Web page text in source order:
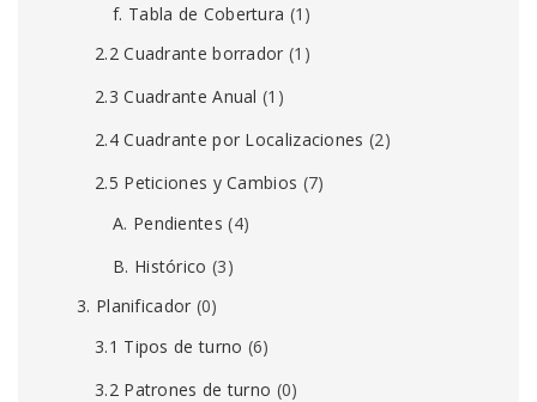
f. Tabla de Cobertura (1)
2.2 Cuadrante borrador (1)
2.3 Cuadrante Anual (1)
2.4 Cuadrante por Localizaciones (2)
2.5 Peticiones y Cambios (7)
A. Pendientes (4)
B. Histórico (3)
3. Planificador (0)
3.1 Tipos de turno (6)
3.2 Patrones de turno (0)